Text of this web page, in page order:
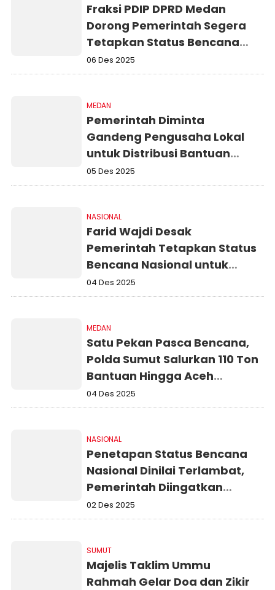
Fraksi PDIP DPRD Medan
Dorong Pemerintah Segera
Tetapkan Status Bencana
Nasional di Sumatera
06 Des 2025
MEDAN
Pemerintah Diminta
Gandeng Pengusaha Lokal
untuk Distribusi Bantuan
Korban Bencana
05 Des 2025
NASIONAL
Farid Wajdi Desak
Pemerintah Tetapkan Status
Bencana Nasional untuk
Sumatera
04 Des 2025
MEDAN
Satu Pekan Pasca Bencana,
Polda Sumut Salurkan 110 Ton
Bantuan Hingga Aceh
Tamiang
04 Des 2025
NASIONAL
Penetapan Status Bencana
Nasional Dinilai Terlambat,
Pemerintah Diingatkan
Mandat Konstitusi
02 Des 2025
SUMUT
Majelis Taklim Ummu
Rahmah Gelar Doa dan Zikir